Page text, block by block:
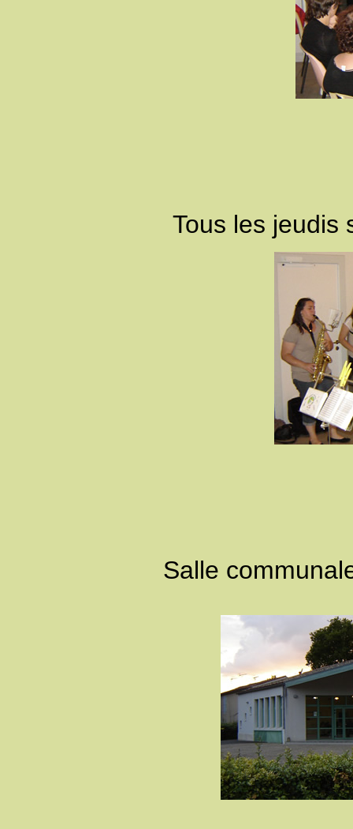
Tous les jeudis
Salle